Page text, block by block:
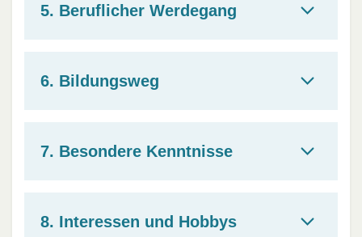
5. Beruflicher Werdegang
6. Bildungsweg
7. Besondere Kenntnisse
8. Interessen und Hobbys